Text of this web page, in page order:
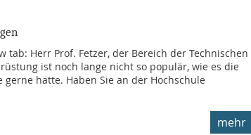
tab: Herr Prof. Fetzer, der Bereich der Technischen
ist noch lange nicht so populär, wie es die
gerne hätte. Haben Sie an der Hochschule
mehr